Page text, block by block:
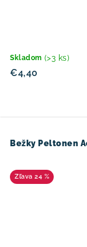
Skladom (>3 ks)
€4,40
Bežky Peltonen
24 %